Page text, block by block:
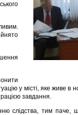
у місті, яке живе в
завдання.
слідства, тим паче,